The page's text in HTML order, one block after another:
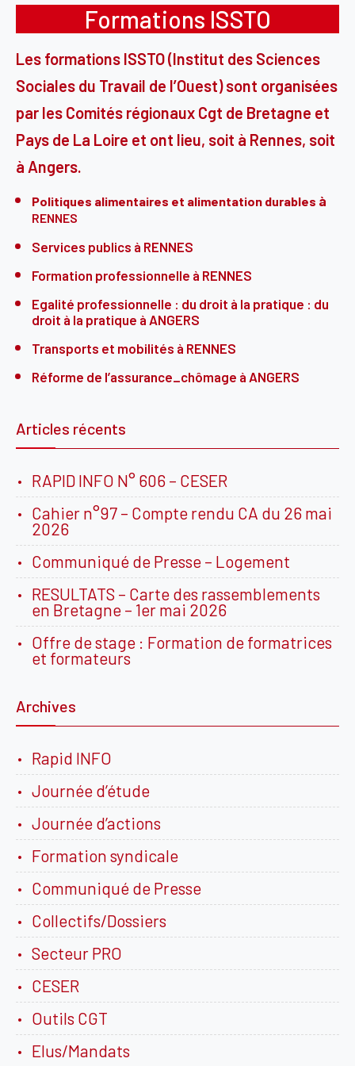
Formations ISSTO
Les formations ISSTO (Institut des Sciences
Sociales du Travail de l’Ouest) sont organisées
par les Comités régionaux Cgt de Bretagne et
Pays de La Loire et ont lieu, soit à Rennes, soit
à Angers.
Politiques alimentaires et alimentation durables à
RENNES
Services publics à RENNES
Formation professionnelle à RENNES
Egalité professionnelle : du droit à la pratique : du
droit à la pratique à ANGERS
Transports et mobilités à RENNES
Réforme de l’assurance_chômage à ANGERS
Articles récents
RAPID INFO N° 606 – CESER
Cahier n°97 – Compte rendu CA du 26 mai
2026
Communiqué de Presse – Logement
RESULTATS – Carte des rassemblements
en Bretagne – 1er mai 2026
Offre de stage : Formation de formatrices
et formateurs
Archives
Rapid INFO
Journée d’étude
Journée d’actions
Formation syndicale
Communiqué de Presse
Collectifs/Dossiers
Secteur PRO
CESER
Outils CGT
Elus/Mandats